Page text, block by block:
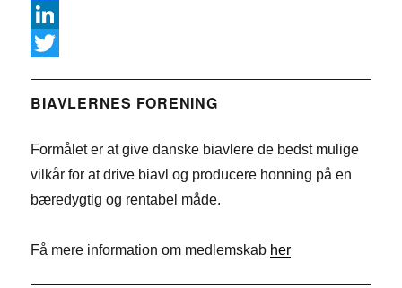
F
a
e
o
L
n
e
n
w
t
r
BIAVLERNES FORENING
Formålet er at give danske biavlere de bedst mulige
vilkår for at drive biavl og producere honning på en
bæredygtig og rentabel måde.
Få mere information om medlemskab her